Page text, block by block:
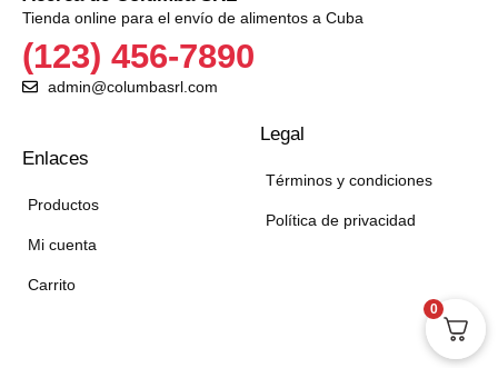
Tienda online para el envío de alimentos a Cuba
(123) 456-7890
admin@columbasrl.com
Enlaces
Productos
Mi cuenta
Carrito
Legal
Términos y condiciones
Política de privacidad
0